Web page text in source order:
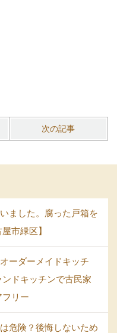
次の記事
ました。腐った戸箱を
市緑区】
ーダーメイドキッチ
ドキッチンで古民家
フリー
危険？後悔しないため